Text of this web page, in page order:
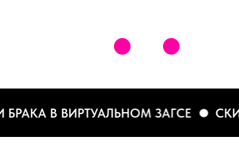
В ВИРТУАЛЬНОМ ЗАГСЕ